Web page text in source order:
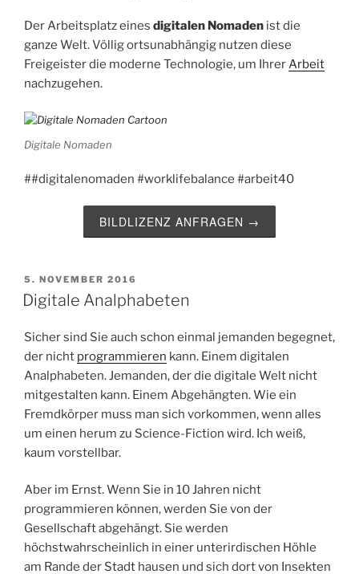
Der Arbeitsplatz eines digitalen Nomaden ist die
ganze Welt. Völlig ortsunabhängig nutzen diese
Freigeister die moderne Technologie, um IhrerArbeit
nachzugehen.
Digitale Nomaden
##digitalenomaden #worklifebalance #arbeit40
BILDLIZENZ ANFRAGEN →
VERÖFFENTLICHT
AM
5. NOVEMBER 2016
Digitale Analphabeten
Sicher sind Sie auch schon einmal jemanden begegnet,
der nicht programmieren kann. Einem digitalen
Analphabeten. Jemanden, der die digitale Welt nicht
mitgestalten kann. Einem Abgehängten. Wie ein
Fremdkörper muss man sich vorkommen, wenn alles
um einen herum zu Science-Fiction wird. Ich weiß,
kaum vorstellbar.
Aber im Ernst. Wenn Sie in 10 Jahren nicht
programmieren können, werden Sie von der
Gesellschaft abgehängt. Sie werden
höchstwahrscheinlich in einer unterirdischen Höhle
am Rande der Stadt hausen und sich dort von Insekten